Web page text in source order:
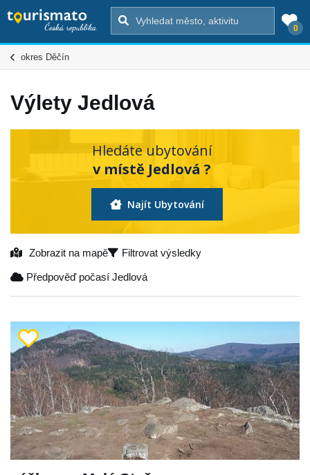
0
okres Děčín
Výlety Jedlová
Hledáte ubytování
v místě Jedlová ?
Najít Ubytování
Zobrazit na mapě Filtrovat výsledky
Předpověď počasí Jedlová